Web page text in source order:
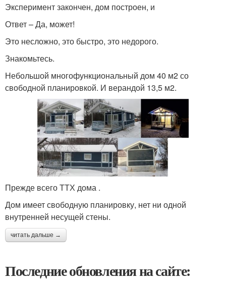
Эксперимент закончен, дом построен, и
Ответ – Да, может!
Это несложно, это быстро, это недорого.
Знакомьтесь.
Небольшой многофункциональный дом 40 м2 со
свободной планировкой. И верандой 13,5 м2.
Прежде всего ТТХ дома .
Дом имеет свободную планировку, нет ни одной
внутренней несущей стены.
читать дальше →
Последние обновления на сайте: